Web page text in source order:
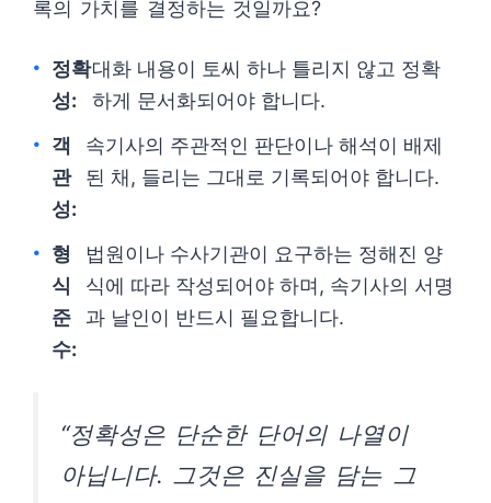
록의 가치를 결정하는 것일까요?
정확
성:
대화 내용이 토씨 하나 틀리지 않고 정확
하게 문서화되어야 합니다.
객
관
성:
속기사의 주관적인 판단이나 해석이 배제
된 채, 들리는 그대로 기록되어야 합니다.
형
식
준
수:
법원이나 수사기관이 요구하는 정해진 양
식에 따라 작성되어야 하며, 속기사의 서명
과 날인이 반드시 필요합니다.
“정확성은 단순한 단어의 나열이
아닙니다. 그것은 진실을 담는 그